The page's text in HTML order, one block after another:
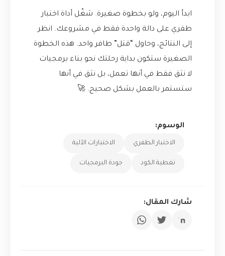
ابدأ اليوم، ولو بخطوة صغيرة. شغّل أداة اختبار
طفري على دالة واحدة فقط في مشروعك. انظر
إلى النتائج، وحاول “قتل” طافر واحد. هذه الخطوة
الصغيرة ستكون بداية رحلتك نحو بناء برمجيات
لا نثق فقط في أنها تعمل، بل نثق في أنها
ستستمر بالعمل بشكل صحيح. 🚀
الوسوم:
الاختبار الطفري الاختبارات الآلية
تغطية الكود جودة البرمجيات
شارك المقال: